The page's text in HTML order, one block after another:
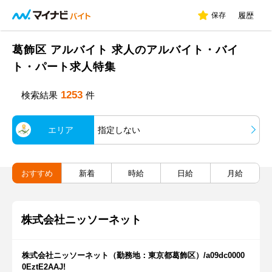
保存 履歴
葛飾区 アルバイト 求人のアルバイト・バイ
ト・パート求人特集
検索結果 1253 件
エリア 指定しない
おすすめ 新着 時給 日給 月給
株式会社ニッソーネット
株式会社ニッソーネット（勤務地：東京都葛飾区）/a09dc0000
0EztE2AAJ!